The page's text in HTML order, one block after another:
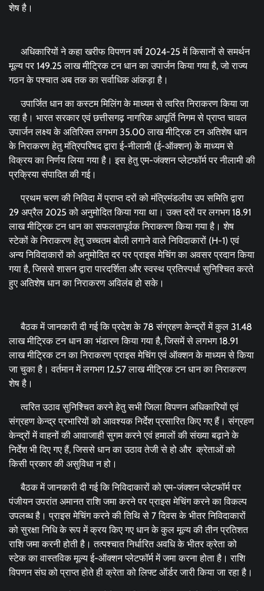
शेष है।
अधिकारियों ने कहा खरीफ विपणन वर्ष 2024-25 में किसानों से समर्थन
मूल्य पर 149.25 लाख मीट्रिक टन धान का उपार्जन किया गया है, जो राज्य
गठन के पश्चात अब तक का सर्वाधिक आंकड़ा है।
उपार्जित धान का कस्टम मिलिंग के माध्यम से त्वरित निराकरण किया जा
रहा है। भारत सरकार एवं छत्तीसगढ़ नागरिक आपूर्ति निगम से प्राप्त चावल
उपार्जन लक्ष्य के अतिरिक्त लगभग 35.00 लाख मीट्रिक टन अतिशेष धान
के निराकरण हेतु मंत्रिपरिषद द्वारा ई-नीलामी (ई-ऑक्शन) के माध्यम से
विक्रय का निर्णय लिया गया है। इस हेतु एम-जंक्शन प्लेटफॉर्म पर नीलामी की
प्रक्रिया संपादित की गई।
प्रथम चरण की निविदा में प्राप्त दरों को मंत्रिमंडलीय उप समिति द्वारा
29 अप्रैल 2025 को अनुमोदित किया गया था। उक्त दरों पर लगभग 18.91
लाख मीट्रिक टन धान का सफलतापूर्वक निराकरण किया गया है। शेष
स्टेकों के निराकरण हेतु उच्चतम बोली लगाने वाले निविदाकारों (H-1) एवं
अन्य निविदाकारों को अनुमोदित दर पर प्राइस मेचिंग का अवसर प्रदान किया
गया है, जिससे शासन द्वारा पारदर्शिता और स्वस्थ प्रतिस्पर्धा सुनिश्चित करते
हुए अतिशेष धान का निराकरण अविलंब हो सके।
बैठक में जानकारी दी गई कि प्रदेश के 78 संग्रहण केन्द्रों में कुल 31.48
लाख मीट्रिक टन धान का भंडारण किया गया है, जिसमें से लगभग 18.91
लाख मीट्रिक टन का निराकरण प्राइस मेचिंग एवं ऑक्शन के माध्यम से किया
जा चुका है। वर्तमान में लगभग 12.57 लाख मीट्रिक टन धान का निराकरण
शेष है।
त्वरित उठाव सुनिश्चित करने हेतु सभी जिला विपणन अधिकारियों एवं
संग्रहण केन्द्र प्रभारियों को आवश्यक निर्देश प्रसारित किए गए हैं। संग्रहण
केन्द्रों में वाहनों की आवाजाही सुगम करने एवं हमालों की संख्या बढ़ाने के
निर्देश भी दिए गए हैं, जिससे धान का उठाव तेजी से हो और क्रेताओं को
किसी प्रकार की असुविधा न हो।
बैठक में जानकारी दी गई कि निविदाकारों को एम-जंक्शन प्लेटफॉर्म पर
पंजीयन उपरांत अमानत राशि जमा करने पर प्राइस मेचिंग करने का विकल्प
उपलब्ध है। प्राइस मेचिंग करने की तिथि से 7 दिवस के भीतर निविदाकारों
को सुरक्षा निधि के रूप में क्रय किए गए धान के कुल मूल्य की तीन प्रतिशत
राशि जमा करनी होती है। तत्पश्चात निर्धारित अवधि के भीतर क्रेता को
स्टेक का वास्तविक मूल्य ई-ऑक्शन प्लेटफॉर्म में जमा करना होता है। राशि
विपणन संघ को प्राप्त होते ही क्रेता को लिफ्ट ऑर्डर जारी किया जा रहा है।